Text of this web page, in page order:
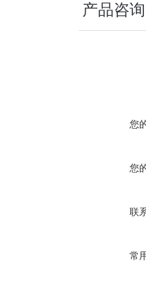
产品咨询
您
您
联
常